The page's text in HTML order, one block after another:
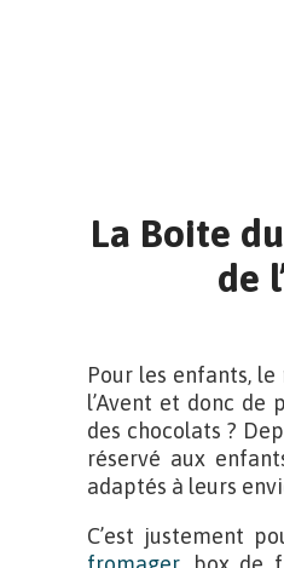
La Boite
de
Pour les enfants,
l’Avent et donc de
des chocolats ?
réservé aux
adaptés à leurs
C’est justement